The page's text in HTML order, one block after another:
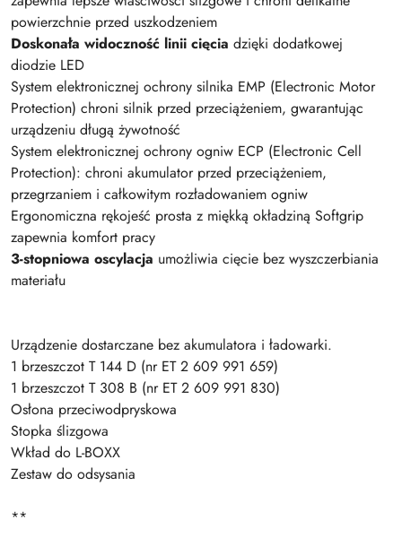
powierzchnie przed uszkodzeniem
Doskonała widoczność linii cięcia dzięki dodatkowej
diodzie LED
System elektronicznej ochrony silnika EMP (Electronic Motor
Protection) chroni silnik przed przeciążeniem, gwarantując
urządzeniu długą żywotność
System elektronicznej ochrony ogniw ECP (Electronic Cell
Protection): chroni akumulator przed przeciążeniem,
przegrzaniem i całkowitym rozładowaniem ogniw
Ergonomiczna rękojeść prosta z miękką okładziną Softgrip
zapewnia komfort pracy
3-stopniowa oscylacja umożliwia cięcie bez wyszczerbiania
materiału
Urządzenie dostarczane bez akumulatora i ładowarki.
1 brzeszczot T 144 D (nr ET 2 609 991 659)
1 brzeszczot T 308 B (nr ET 2 609 991 830)
Osłona przeciwodpryskowa
Stopka ślizgowa
Wkład do L-BOXX
Zestaw do odsysania
**